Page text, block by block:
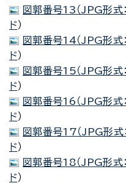
図郭番号13（JPG形
ド）
図郭番号14（JPG形
ド）
図郭番号15（JPG形
ド）
図郭番号16（JPG形
ド）
図郭番号17（JPG形
ド）
図郭番号18（JPG形
ド）